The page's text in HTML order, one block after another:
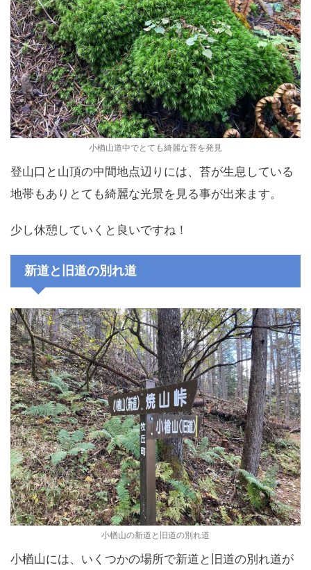
小楢山道中でとても綺麗な苔を発見
登山口と山頂の中間地点辺りには、苔が生息している
地帯もありとても綺麗な光景を見る事が出来ます。
少し休憩していくと良いですね！
新道と旧道の別れ道
小楢山の新道と旧道の別れ道
小楢山には、いくつかの場所で新道と旧道の別れ道が